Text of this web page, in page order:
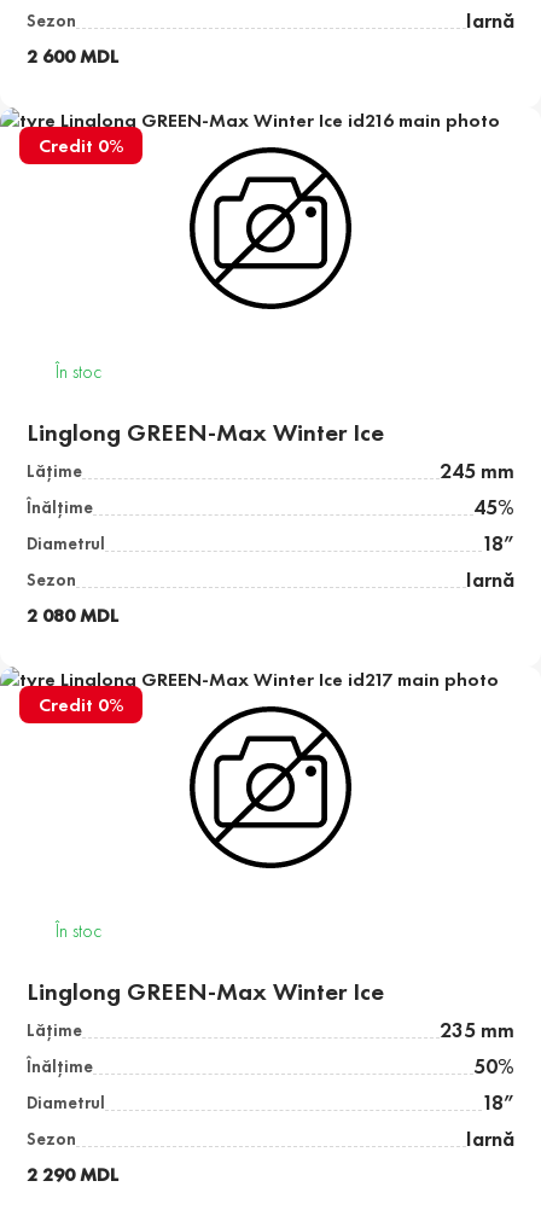
Sezon Iarnă
2 600 MDL
Credit 0%
În stoc
Linglong GREEN-Max Winter Ice
Lăţime 245 mm
Înălţime 45%
Diametrul 18”
Sezon Iarnă
2 080 MDL
Credit 0%
În stoc
Linglong GREEN-Max Winter Ice
Lăţime 235 mm
Înălţime 50%
Diametrul 18”
Sezon Iarnă
2 290 MDL